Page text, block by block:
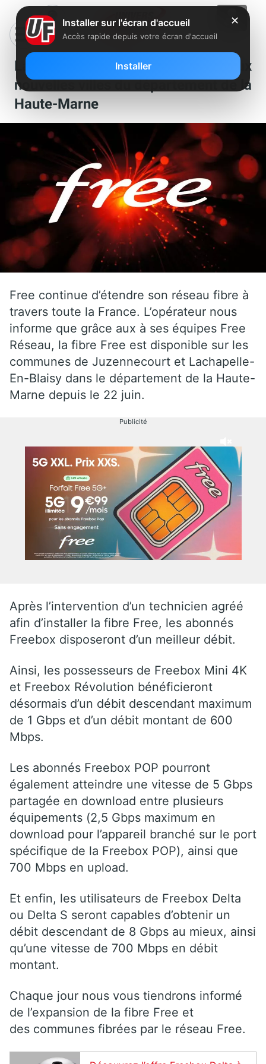
La fibre Free débarque dans deux
nouvelles villes du département de la
Haute-Marne
Free continue d’étendre son réseau fibre à
travers toute la France. L’opérateur nous
informe que grâce aux à ses équipes Free
Réseau, la fibre Free est disponible sur les
communes de Juzennecourt et Lachapelle-
En-Blaisy dans le département de la Haute-
Marne depuis le 22 juin.
Publicité
Après l’intervention d’un technicien agréé
afin d’installer la fibre Free, les abonnés
Freebox disposeront d’un meilleur débit.
Ainsi, les possesseurs de Freebox Mini 4K
et Freebox Révolution bénéficieront
désormais d’un débit descendant maximum
de 1 Gbps et d’un débit montant de 600
Mbps.
Les abonnés Freebox POP pourront
également atteindre une vitesse de 5 Gbps
partagée en download entre plusieurs
équipements (2,5 Gbps maximum en
download pour l’appareil branché sur le port
spécifique de la Freebox POP), ainsi que
700 Mbps en upload.
Et enfin, les utilisateurs de Freebox Delta
ou Delta S seront capables d’obtenir un
débit descendant de 8 Gbps au mieux, ainsi
qu’une vitesse de 700 Mbps en débit
montant.
Chaque jour nous vous tiendrons informé
de l’expansion de la fibre Free et
des communes fibrées par le réseau Free.
✕
Installer sur l'écran d'accueil
Accès rapide depuis votre écran d'accueil
Installer